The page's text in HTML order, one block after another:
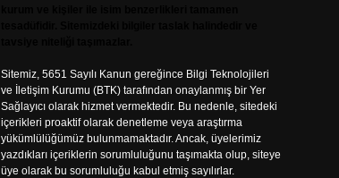
Sitemiz, 5651 Sayılı Kanun gereğince Bilgi Teknolojileri
ve İletişim Kurumu (BTK) tarafından onaylanmış bir Yer
Sağlayıcı olarak hizmet vermektedir. Bu nedenle, sitedeki
içerikleri proaktif olarak denetleme veya araştırma
yükümlülüğümüz bulunmamaktadır. Ancak, üyelerimiz
yazdıkları içeriklerin sorumluluğunu taşımakta olup, siteye
üye olarak bu sorumluluğu kabul etmiş sayılırlar.